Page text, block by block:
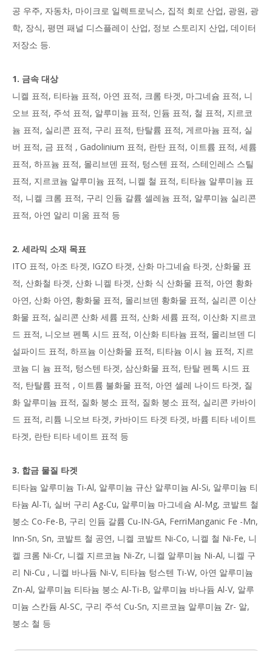
공 우주, 자동차, 마이크로 일렉트로닉스, 집적 회로 산업, 광원, 광
학, 장식, 평면 패널 디스플레이 산업, 정보 스토리지 산업, 데이터
저장소 등.
1. 금속 대상
니켈 표적, 티타늄 표적, 아연 표적, 크롬 타겟, 마그네슘 표적, 니
오브 표적, 주석 표적, 알루미늄 표적, 인듐 표적, 철 표적, 지르코
늄 표적, 실리콘 표적, 구리 표적, 탄탈륨 표적, 게르마늄 표적, 실
버 표적, 금 표적 , Gadolinium 표적, 란탄 표적, 이트륨 표적, 세륨
표적, 하프늄 표적, 몰리브덴 표적, 텅스텐 표적, 스테인레스 스틸
표적, 지르코늄 알루미늄 표적, 니켈 철 표적, 티타늄 알루미늄 표
적, 니켈 크롬 표적, 구리 인듐 갈륨 셀레늄 표적, 알루미늄 실리콘
표적, 아연 알리 미움 표적 등
2. 세라믹 소재 목표
ITO 표적, 아조 타겟, IGZO 타겟, 산화 마그네슘 타겟, 산화물 표
적, 산화철 타겟, 산화 니켈 타겟, 산화 식 산화물 표적, 아연 황화
아연, 산화 아연, 황화물 표적, 몰리브덴 황화물 표적, 실리콘 이산
화물 표적, 실리콘 산화 세륨 표적, 산화 세륨 표적, 이산화 지르코
드 표적, 니오브 펜톡 시드 표적, 이산화 티타늄 표적, 몰리브덴 디
설파이드 표적, 하프늄 이산화물 표적, 티타늄 이시 늄 표적, 지르
코늄 디 늄 표적, 텅스텐 타겟, 삼산화물 표적, 탄탈 펜톡 시드 표
적, 탄탈륨 표적 , 이트륨 불화물 표적, 아연 셀레 나이드 타겟, 질
화 알루미늄 표적, 질화 붕소 표적, 질화 붕소 표적, 실리콘 카바이
드 표적, 리튬 니오브 타겟, 카바이드 타겟 타겟, 바륨 티타 네이트
타겟, 란탄 티타 네이트 표적 등
3. 합금 물질 타겟
티타늄 알루미늄 Ti-Al, 알루미늄 규산 알루미늄 Al-Si, 알루미늄 티
타늄 Al-Ti, 실버 구리 Ag-Cu, 알루미늄 마그네슘 Al-Mg, 코발트 철
붕소 Co-Fe-B, 구리 인듐 갈륨 Cu-IN-GA, FerriManganic Fe -Mn,
Inn-Sn, Sn, 코발트 철 공연, 니켈 코발트 Ni-Co, 니켈 철 Ni-Fe, 니
켈 크롬 Ni-Cr, 니켈 지르코늄 Ni-Zr, 니켈 알루미늄 Ni-Al, 니켈 구
리 Ni-Cu , 니켈 바나듐 Ni-V, 티타늄 텅스텐 Ti-W, 아연 알루미늄
Zn-Al, 알루미늄 티타늄 붕소 Al-Ti-B, 알루미늄 바나듐 Al-V, 알루
미늄 스칸듐 Al-SC, 구리 주석 Cu-Sn, 지르코늄 알루미늄 Zr- 알,
붕소 철 등